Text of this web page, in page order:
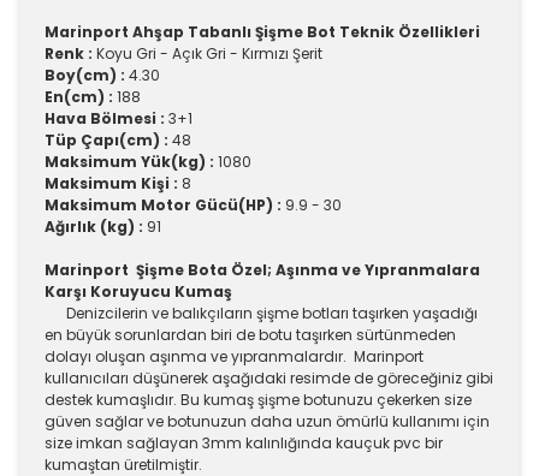
Marinport Ahşap Tabanlı Şişme Bot Teknik Özellikleri
Renk : Koyu Gri - Açık Gri - Kırmızı Şerit
Boy(cm) : 4.30
En(cm) : 188
Hava Bölmesi : 3+1
Tüp Çapı(cm) : 48
Maksimum Yük(kg) : 1080
Maksimum Kişi : 8
Maksimum Motor Gücü(HP) : 9.9 - 30
Ağırlık (kg) : 91
Marinport Şişme Bota Özel; Aşınma ve Yıpranmalara
Karşı Koruyucu Kumaş
Denizcilerin ve balıkçıların şişme botları taşırken yaşadığı
en büyük sorunlardan biri de botu taşırken sürtünmeden
dolayı oluşan aşınma ve yıpranmalardır. Marinport
kullanıcıları düşünerek aşağıdaki resimde de göreceğiniz gibi
destek kumaşlıdır. Bu kumaş şişme botunuzu çekerken size
güven sağlar ve botunuzun daha uzun ömürlü kullanımı için
size imkan sağlayan 3mm kalınlığında kauçuk pvc bir
kumaştan üretilmiştir.